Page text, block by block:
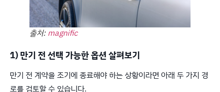
출처:magnific
1) 만기 전 선택 가능한 옵션 살펴보기
만기 전 계약을 조기에 종료해야 하는 상황이라면 아래 두 가지 경
로를 검토할 수 있습니다.